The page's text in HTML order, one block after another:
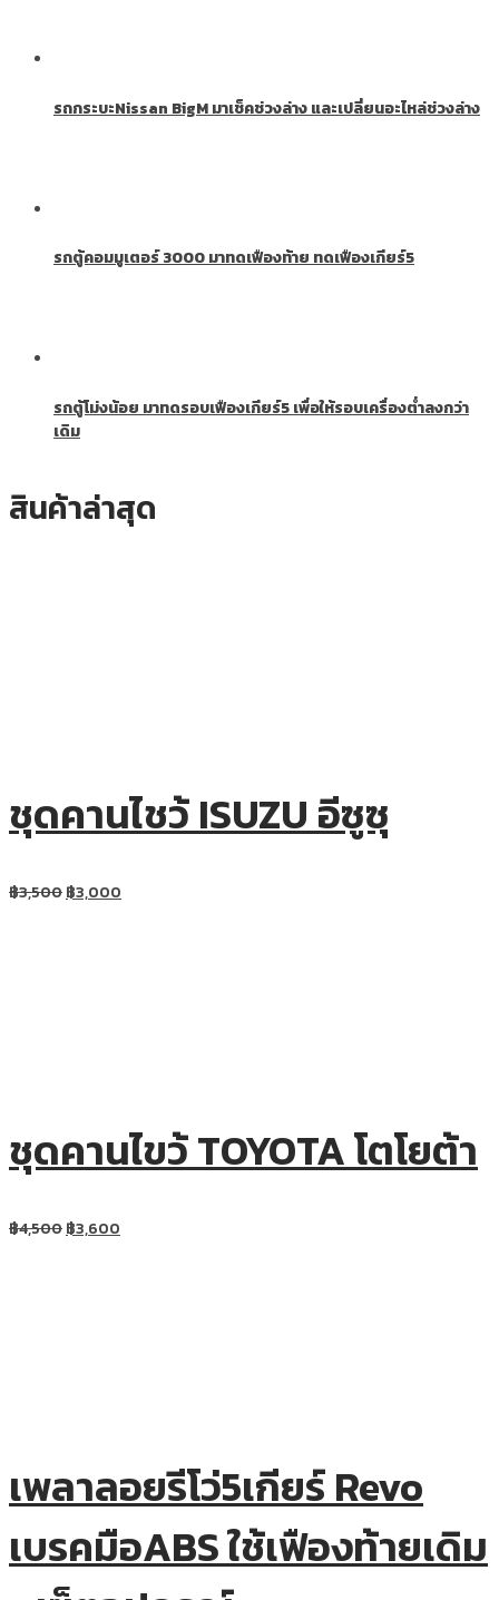
รถกระบะNissan BigM มาเช็คช่วงล่าง และเปลี่ยนอะไหล่ช่วงล่าง
รถตู้คอมมูเตอร์ 3000 มาทดเฟืองท้าย ทดเฟืองเกียร์5
รถตู้โม่งน้อย มาทดรอบเฟืองเกียร์5 เพื่อให้รอบเครื่องต่ำลงกว่า
เดิม
สินค้าล่าสุด
ชุดคานไชว้ ISUZU อีซูซุ
฿3,500฿3,000
ชุดคานไขว้ TOYOTA โตโยต้า
฿4,500฿3,600
เพลาลอยรีโว่5เกียร์ Revo
เบรคมือABS ใช้เฟืองท้ายเดิม